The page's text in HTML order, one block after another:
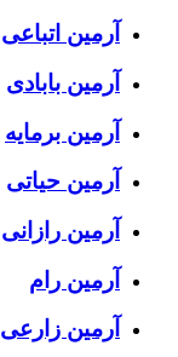
آرمین اتباعی
آرمین بابادی
آرمین برمایه
آرمین حیاتی
آرمین رازانی
آرمین رام
آرمین زارعی